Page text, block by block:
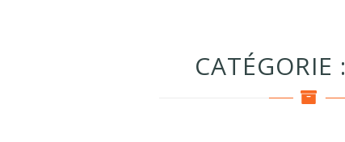
CATÉGORIE :